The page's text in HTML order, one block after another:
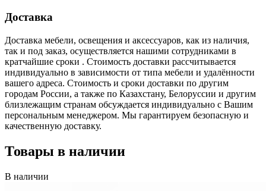
Доставка
Доставка мебели, освещения и аксессуаров, как из наличия,
так и под заказ, осуществляется нашими сотрудниками в
кратчайшие сроки . Стоимость доставки рассчитывается
индивидуально в зависимости от типа мебели и удалённости
вашего адреса. Стоимость и сроки доставки по другим
городам России, а также по Казахстану, Белоруссии и другим
близлежащим странам обсуждается индивидуально с Вашим
персональным менеджером. Мы гарантируем безопасную и
качественную доставку.
Товары в наличии
В наличии